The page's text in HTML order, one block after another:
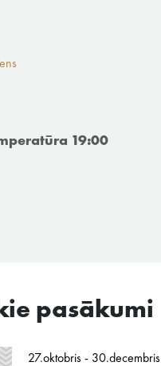
19:00
pasākumi
27.oktobris - 30.decembris